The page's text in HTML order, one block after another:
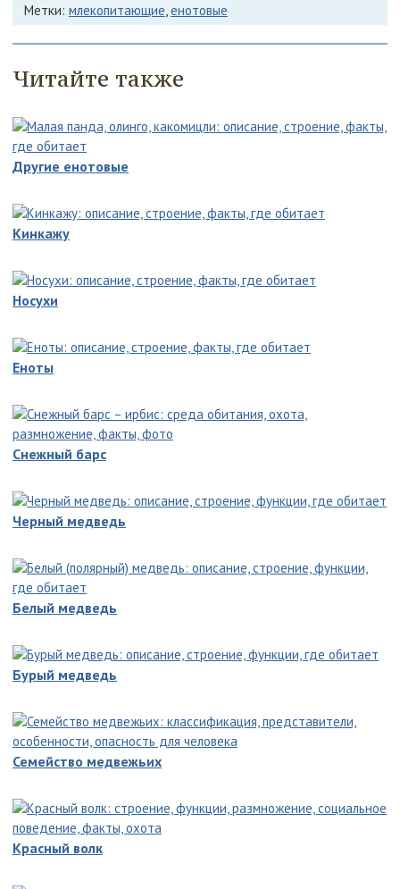
Метки: млекопитающие енотовые
Читайте также
Другие енотовые
Кинкажу
Носухи
Еноты
Снежный барс
Черный медведь
Белый медведь
Бурый медведь
Семейство медвежьих
Красный волк